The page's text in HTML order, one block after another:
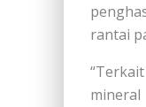
rantai